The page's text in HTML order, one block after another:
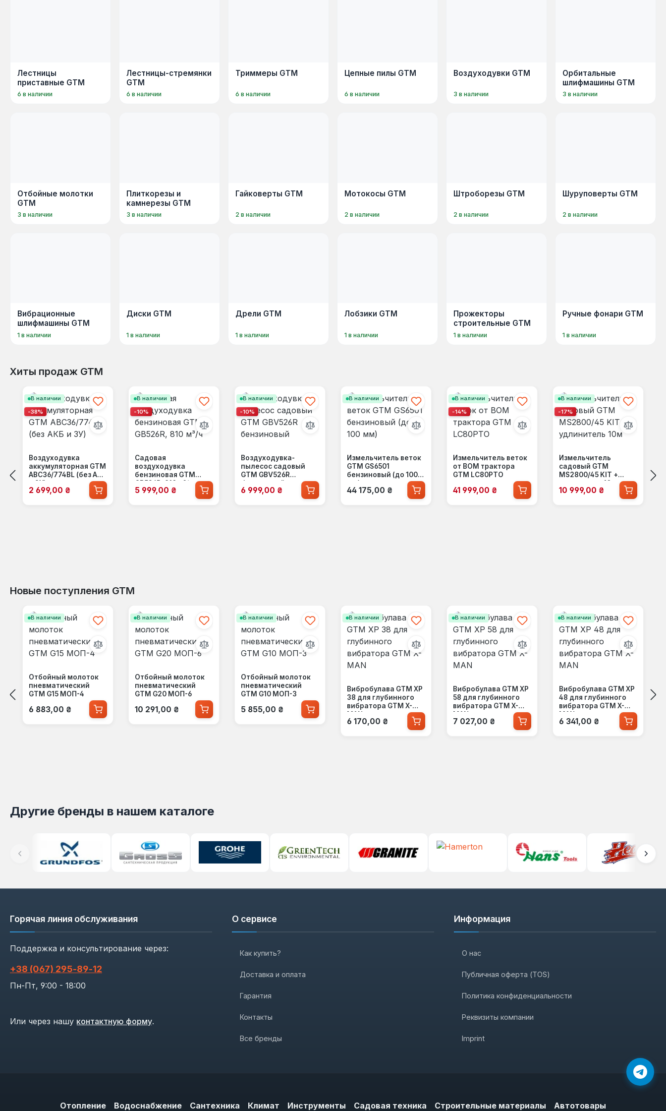
Лестницы
приставные GTM
6 в наличии
Лестницы-стремянки
GTM
6 в наличии
Триммеры GTM
6 в наличии
Цепные пилы GTM
6 в наличии
Воздуходувки GTM
3 в наличии
Орбитальные
шлифмашины GTM
3 в наличии
Отбойные молотки
GTM
3 в наличии
Плиткорезы и
камнерезы GTM
3 в наличии
Гайковерты GTM
2 в наличии
Мотокосы GTM
2 в наличии
Штроборезы GTM
2 в наличии
Шуруповерты GTM
2 в наличии
Вибрационные
шлифмашины GTM
1 в наличии
Диски GTM
1 в наличии
Дрели GTM
1 в наличии
Лобзики GTM
1 в наличии
Прожекторы
строительные GTM
1 в наличии
Ручные фонари GTM
1 в наличии
Хиты продаж GTM
Пропустить галерею продуктов
В наличии
-38%
Воздуходувка
аккумуляторная GTM
ABC36/774BL (без АКБ
и ЗУ)
Цена продажи:
2 699,00 ₴
В наличии
-10%
Садовая
воздуходувка
бензиновая GTM
GB526R, 810 м³/ч
Цена продажи:
5 999,00 ₴
В наличии
-10%
Воздуходувка-
пылесос садовый
GTM GBV526R
бензиновый
Цена продажи:
6 999,00 ₴
В наличии
Измельчитель веток
GTM GS6501
бензиновый (до 100
мм)
Обычная цена:
44 175,00 ₴
В наличии
-14%
Измельчитель веток
от ВОМ трактора
GTM LC80PTO
Цена продажи:
41 999,00 ₴
В наличии
-17%
Измельчитель
садовый GTM
MS2800/45 KIT +
удлинитель 10м
Цена продажи:
10 999,00 ₴
Новые поступления GTM
Пропустить галерею продуктов
В наличии
Отбойный молоток
пневматический
GTM G15 МОП-4
Обычная цена:
6 883,00 ₴
В наличии
Отбойный молоток
пневматический
GTM G20 МОП-6
Обычная цена:
10 291,00 ₴
В наличии
Отбойный молоток
пневматический
GTM G10 МОП-3
Обычная цена:
5 855,00 ₴
В наличии
Вибробулава GTM XP
38 для глубинного
вибратора GTM X-
MAN
Обычная цена:
6 170,00 ₴
В наличии
Вибробулава GTM XP
58 для глубинного
вибратора GTM X-
MAN
Обычная цена:
7 027,00 ₴
В наличии
Вибробулава GTM XP
48 для глубинного
вибратора GTM X-
MAN
Обычная цена:
6 341,00 ₴
Другие бренды в нашем каталоге
Горячая линия обслуживания
Поддержка и консультирование через:
+38 (067) 295‑89‑12
Пн-Пт, 9:00 - 18:00
Или через нашу контактную форму.
О сервисе
Как купить?
Доставка и оплата
Гарантия
Контакты
Все бренды
Информация
О нас
Публичная оферта (TOS)
Политика конфиденциальности
Реквизиты компании
Imprint
Отопление Водоснабжение Сантехника Климат Инструменты Садовая техника Строительные материалы Автотовары